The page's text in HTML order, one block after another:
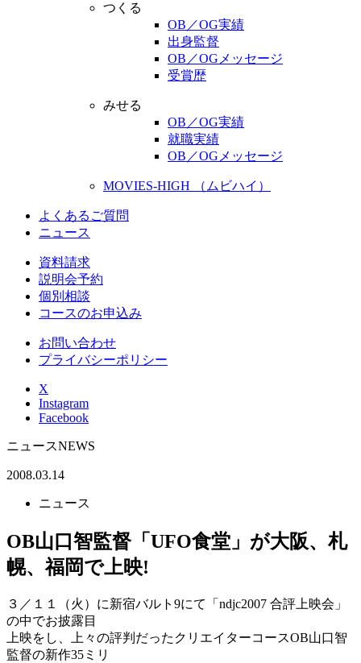
つくる
OB／OG実績
出身監督
OB／OGメッセージ
受賞歴
みせる
OB／OG実績
就職実績
OB／OGメッセージ
MOVIES-HIGH （ムビハイ）
よくあるご質問
ニュース
資料請求
説明会予約
個別相談
コースのお申込み
お問い合わせ
プライバシーポリシー
X
Instagram
Facebook
ニュースNEWS
2008.03.14
ニュース
OB山口智監督「UFO食堂」が大阪、札
幌、福岡で上映!
３／１１（火）に新宿バルト9にて「ndjc2007 合評上映会」
の中でお披露目
上映をし、上々の評判だったクリエイターコースOB山口智
監督の新作35ミリ